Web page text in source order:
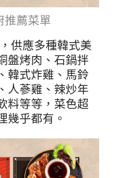
推薦菜單
供應多種韓式美
盤烤肉、石鍋拌
韓式炸雞、馬鈴
人蔘雞、辣炒年
料等等，菜色超
幾乎都有。